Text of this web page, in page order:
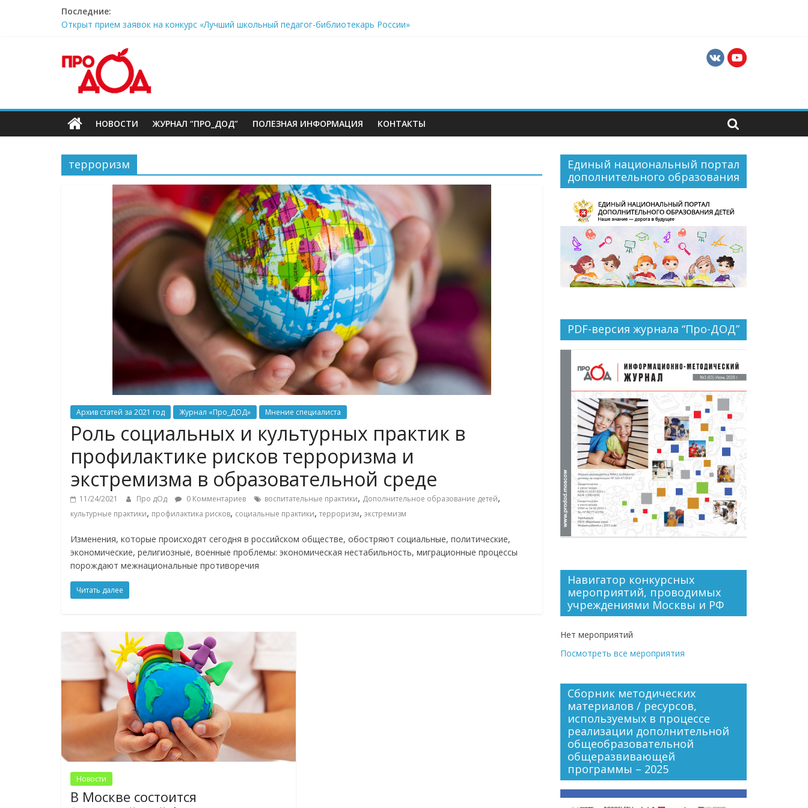
Последние:
Московский дворец пионеров приглашает ребят к виртуальному путешествию по звёздному небу
Открыт прием заявок на конкурс «Лучший школьный педагог-библиотекарь России»
Официальный комментарий Минпросвещения РФ: закреплён особый статус учителей, дополнительные возможности для их профессиональной и социальной
поддержки
Дни открытых дверей в Московском дворце пионеров
НОВОСТИ ЖУРНАЛ “ПРО_ДОД” ПОЛЕЗНАЯ ИНФОРМАЦИЯ КОНТАКТЫ
терроризм
Архив статей за 2021 год Журнал «Про_ДОД» Мнение специалиста
Роль социальных и культурных практик в
профилактике рисков терроризма и
экстремизма в образовательной среде
11/24/2021 Про дОд 0 Комментариев воспитательные практики, Дополнительное образование детей,
культурные практики, профилактика рисков, социальные практики, терроризм, экстремизм
Изменения, которые происходят сегодня в российском обществе, обостряют социальные, политические,
экономические, религиозные, военные проблемы: экономическая нестабильность, миграционные процессы
порождают межнациональные противоречия
Читать далее
Новости
В Москве состоится
Единый национальный портал
дополнительного образования
PDF-версия журнала “Про-ДОД”
Навигатор конкурсных
мероприятий, проводимых
учреждениями Москвы и РФ
Нет мероприятий
Посмотреть все мероприятия
Сборник методических
материалов / ресурсов,
используемых в процессе
реализации дополнительной
общеобразовательной
общеразвивающей
программы – 2025